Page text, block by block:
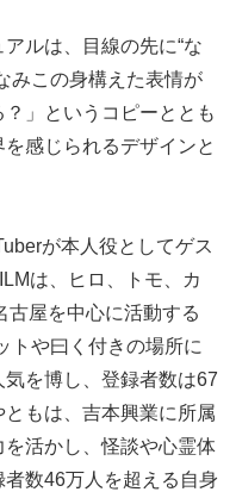
ルは、目線の先に“な
みこの身構えた表情が
」というコピーととも
感じられるデザインと
が本人役としてゲス
は、ヒロ、トモ、カ
古屋を中心に活動する
トや曰く付きの場所に
を博し、登録者数は67
もは、吉本興業に所属
活かし、怪談や心霊体
数46万人を超える自身